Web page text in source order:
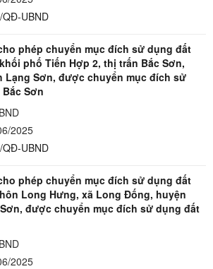
QĐ-UBND
phép chuyển mục đích sử dụng đất
phố Tiến Hợp 2, thị trấn Bắc Sơn,
Lạng Sơn, được chuyển mục đích sử
Sơn
2025
QĐ-UBND
phép chuyển mục đích sử dụng đất
Long Hưng, xã Long Đống, huyện
được chuyển mục đích sử dụng đất
2025